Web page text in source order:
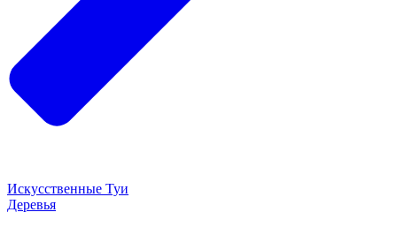
Искусственные Туи
Деревья